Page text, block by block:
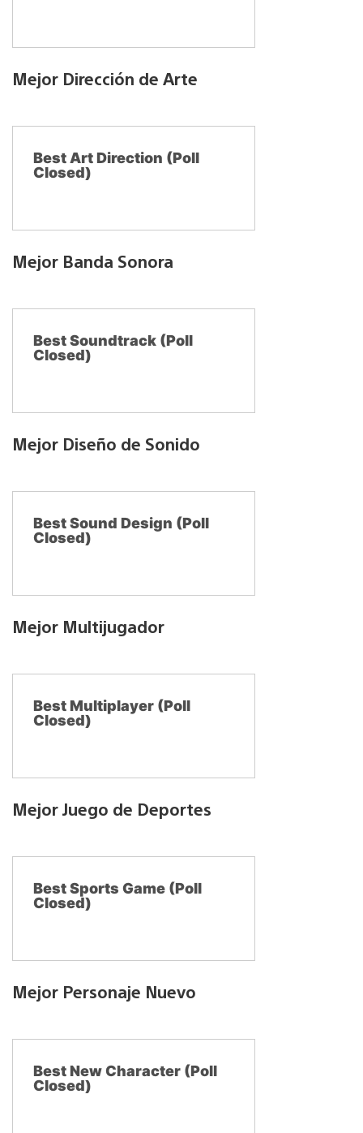
Mejor Dirección de Arte
Best Art Direction (Poll
Closed)
Mejor Banda Sonora
Best Soundtrack (Poll
Closed)
Mejor Diseño de Sonido
Best Sound Design (Poll
Closed)
Mejor Multijugador
Best Multiplayer (Poll
Closed)
Mejor Juego de Deportes
Best Sports Game (Poll
Closed)
Mejor Personaje Nuevo
Best New Character (Poll
Closed)